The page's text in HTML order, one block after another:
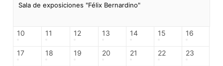
Sala de exposiciones "Félix Bernardino"
10 11 12 13 14 15 16
17 18 19 20 21 22 23